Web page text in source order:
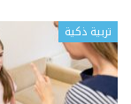
تربية ذكية